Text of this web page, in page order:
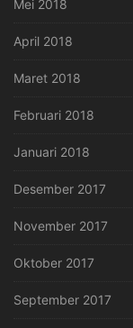
Mei 2018
April 2018
Maret 2018
Februari 2018
Januari 2018
Desember 2017
November 2017
Oktober 2017
September 2017